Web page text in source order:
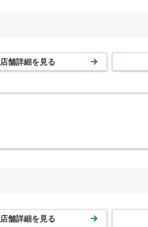
店舗詳細を見る
店舗詳細を見る